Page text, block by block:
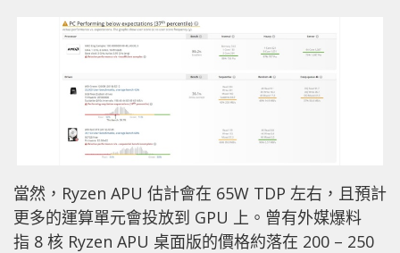
當然，Ryzen APU 估計會在 65W TDP 左右，且預計
更多的運算單元會投放到 GPU 上。曾有外媒爆料
指 8 核 Ryzen APU 桌面版的價格約落在 200 – 250